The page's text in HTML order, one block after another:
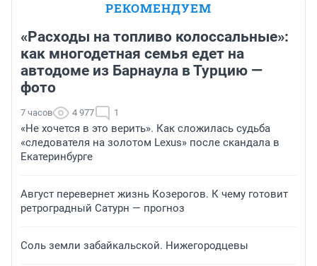
РЕКОМЕНДУЕМ
«Расходы на топливо колоссальные»:
как многодетная семья едет на
автодоме из Барнаула в Турцию —
фото
7 часов 4 977 1
«Не хочется в это верить». Как сложилась судьба
«следователя на золотом Lexus» после скандала в
Екатеринбурге
Август перевернет жизнь Козерогов. К чему готовит
ретроградный Сатурн — прогноз
Соль земли забайкальской. Нижегородцевы